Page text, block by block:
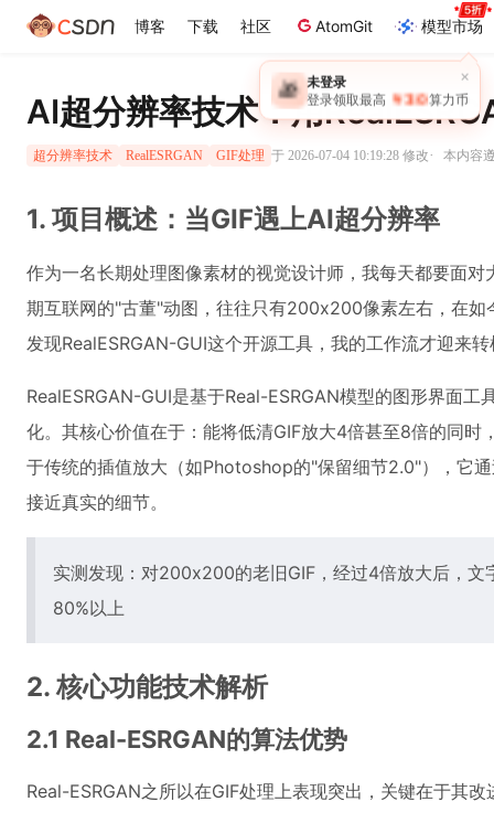
博客 下载 社区 AtomGit 模型市场
×
🎁 未登录
登录领取最高 ￥30 算力币
AI超分辨率技术：用
超分辨率技术 RealESRGAN GIF处理 于 2026-07-04 10:19:28 修改· 本内容
1. 项目概述：当GIF遇上AI超分辨率
作为一名长期处理图像素材的视觉设计师，我每天都要面
期互联网的"古董"动图，往往只有200x200像素左右，在
发现RealESRGAN-GUI这个开源工具，我的工作流才迎来转
RealESRGAN-GUI是基于Real-ESRGAN模型的图形界面
化。其核心价值在于：能将低清GIF放大4倍甚至8倍的同时
于传统的插值放大（如Photoshop的"保留细节2.0"），它
接近真实的细节。
实测发现：对200x200的老旧GIF，经过4倍放大后，
80%以上
2. 核心功能技术解析
2.1 Real-ESRGAN的算法优势
Real-ESRGAN之所以在GIF处理上表现突出，关键在于其改